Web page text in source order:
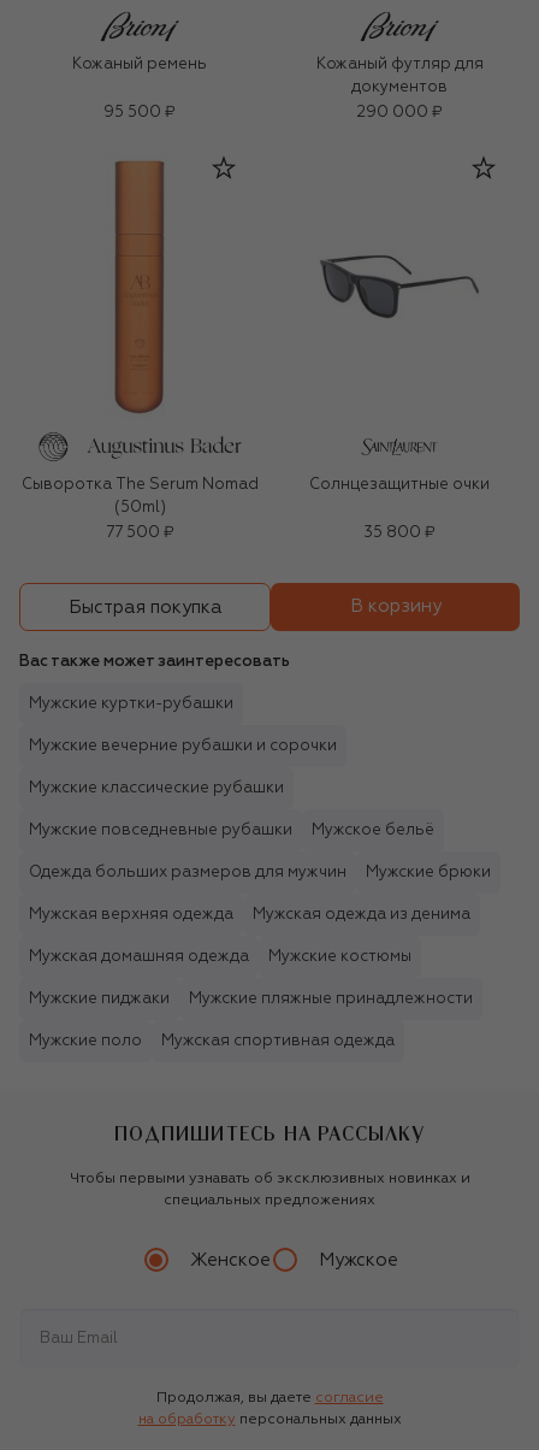
Кожаный ремень
95 500 ₽
Кожаный футляр для
документов
290 000 ₽
Сыворотка The Serum Nomad
(50ml)
77 500 ₽
Солнцезащитные очки
35 800 ₽
Быстрая покупка В корзину
Вас также может заинтересовать
Мужские куртки-рубашки
Мужские вечерние рубашки и сорочки
Мужские классические рубашки
Мужские повседневные рубашки Мужское бельё
Одежда больших размеров для мужчин Мужские брюки
Мужская верхняя одежда Мужская одежда из денима
Мужская домашняя одежда Мужские костюмы
Мужские пиджаки Мужские пляжные принадлежности
Мужские поло Мужская спортивная одежда
ПОДПИШИТЕСЬ НА РАССЫЛКУ
Чтобы первыми узнавать об эксклюзивных новинках и
специальных предложениях
Женское Мужское
Продолжая, вы даете согласие
на обработку персональных данных